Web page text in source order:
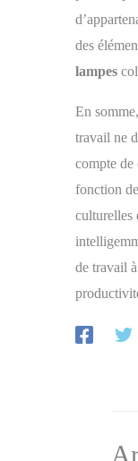
des
lampes
En
travail ne
compte de
fonction
culturelles
de travail